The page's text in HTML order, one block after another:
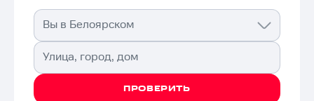
Вы в Белоярском
Улица, город, дом
ПРОВЕРИТЬ